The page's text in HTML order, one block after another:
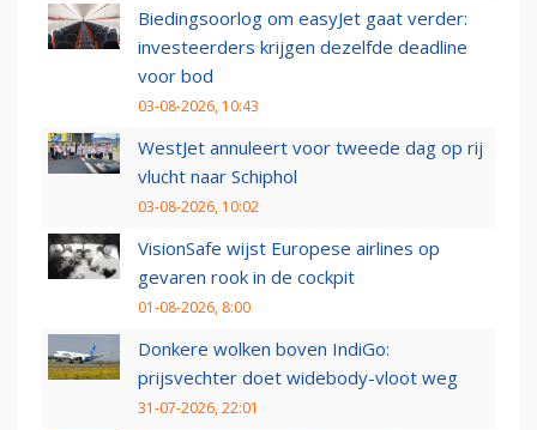
Biedingsoorlog om easyJet gaat verder:
investeerders krijgen dezelfde deadline
voor bod
03-08-2026, 10:43
WestJet annuleert voor tweede dag op rij
vlucht naar Schiphol
03-08-2026, 10:02
VisionSafe wijst Europese airlines op
gevaren rook in de cockpit
01-08-2026, 8:00
Donkere wolken boven IndiGo:
prijsvechter doet widebody-vloot weg
31-07-2026, 22:01